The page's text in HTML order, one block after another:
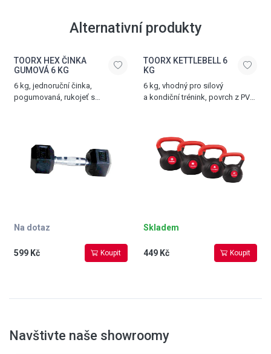
Alternativní produkty
TOORX HEX ČINKA
GUMOVÁ 6 KG
6 kg, jednoruční činka,
pogumovaná, rukojeť s
Na dotaz
599 Kč Koupit
TOORX KETTLEBELL 6
KG
6 kg, vhodný pro silový
a kondiční trénink, povrch z PVC,
Skladem
449 Kč Koupit
Navštivte naše showroomy